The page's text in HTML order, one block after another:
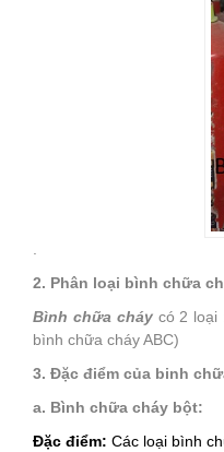
.
2. Phân loại bình chữa
Bình chữa cháycó 2 loại
bình chữa cháy ABC)
3. Đặc điểm của binh
a. Bình chữa cháy bột:
Đặc điểm: Các loại bình